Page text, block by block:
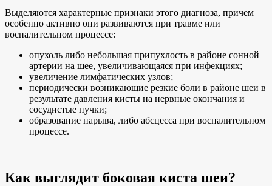
Выделяются характерные признаки этого диагноза, причем
особенно активно они развиваются при травме или
воспалительном процессе:
опухоль либо небольшая припухлость в районе сонной
артерии на шее, увеличивающаяся при инфекциях;
увеличение лимфатических узлов;
периодически возникающие резкие боли в районе шеи в
результате давления кисты на нервные окончания и
сосудистые пучки;
образование нарыва, либо абсцесса при воспалительном
процессе.
Как выглядит боковая киста шеи?